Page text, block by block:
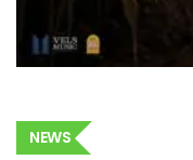
NEWS